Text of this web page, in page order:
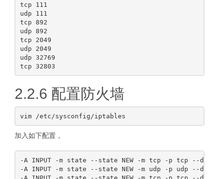
tcp 111
udp 111
tcp 892
udp 892
tcp 2049
udp 2049
udp 32769
2.2.6 配置防火墙
加入如下配置，
-A INPUT -m state --state NEW -m tcp -p tcp --dport
-A INPUT -m state --state NEW -m udp -p udp --dport
-A INPUT -m state --state NEW -m tcp -p tcp --dport